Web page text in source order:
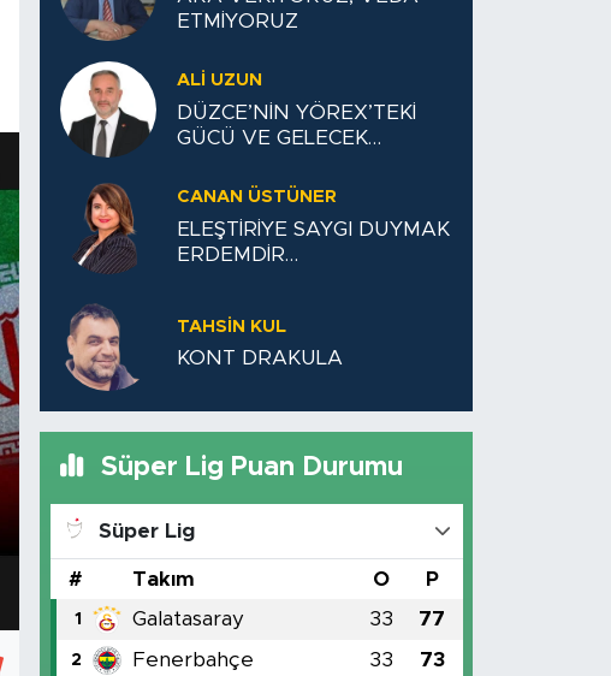
ETMİYORUZ
ALI UZUN
DÜZCE’NİN YÖREX’TEKİ
GÜCÜ VE GELECEK
CANAN ÜSTÜNER
ELEŞTİRİYE SAYGI DUYMAK
ERDEMDİR…
TAHSIN KUL
KONT DRAKULA
Süper Lig Puan Durumu
Süper Lig
# Takım O P
1 Galatasaray 33 77
2 Fenerbahçe 33 73